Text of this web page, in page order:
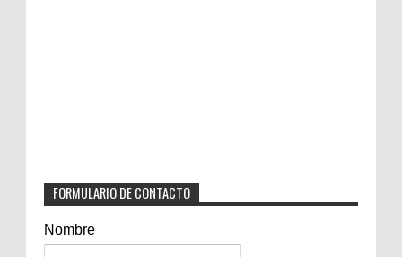
FORMULARIO DE CONTACTO
Nombre